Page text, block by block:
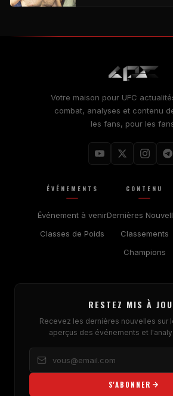
Votre maison pour UFC
combat, analyses et contenu
les fans, pour les
ÉVÉNEMENTS
Événement à venir
Classes de Poids
CONTENU
Dernières
Classements
Champions
RESTEZ MIS À
Recevez les dernières nouvelles sur
aperçus des événements et
S'ABONNER